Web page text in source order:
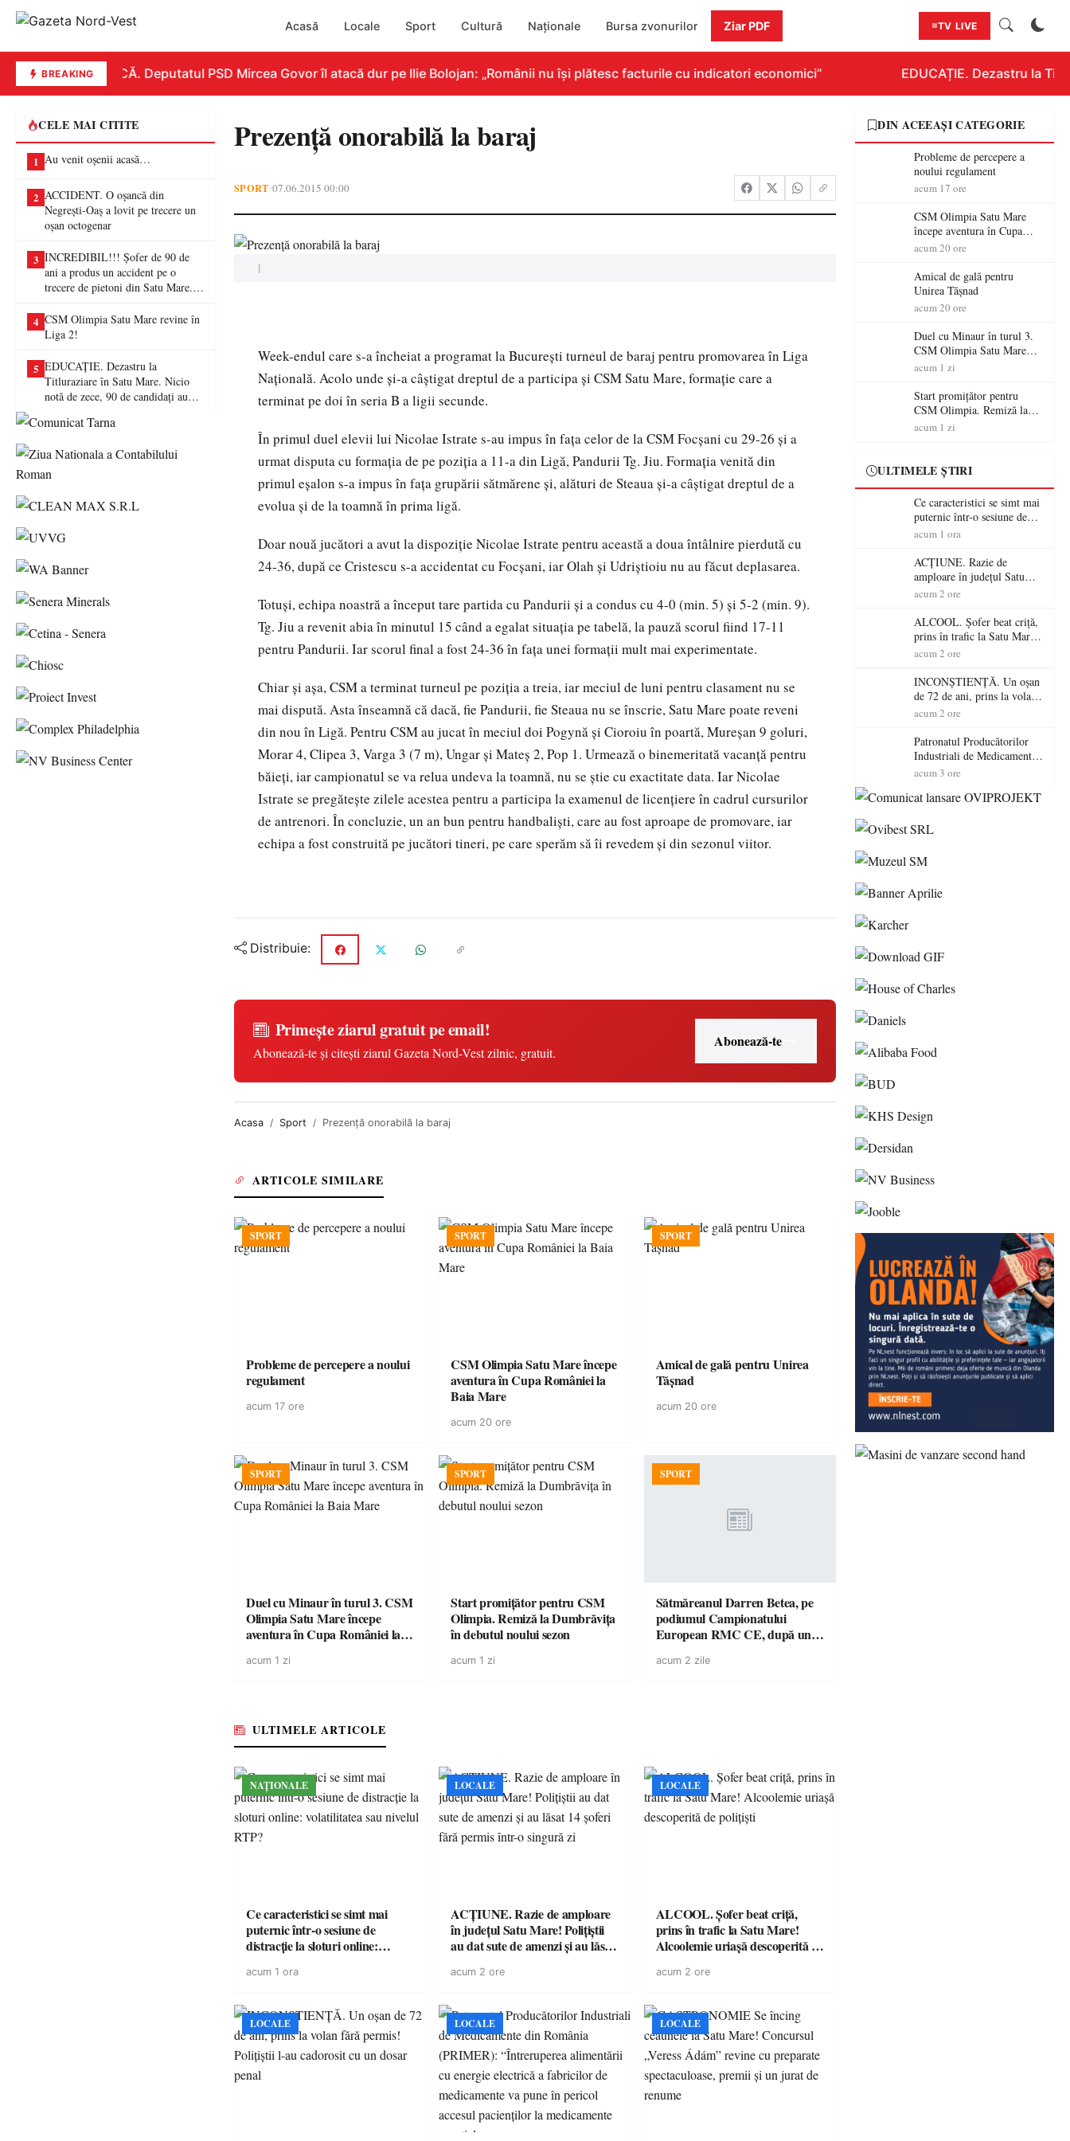
Acasă Locale Sport Cultură Naționale Bursa zvonurilor Ziar PDF TV LIVE
BREAKINGREPLICĂ. Deputatul PSD Mircea Govor îl atacă dur pe Ilie Bolojan: „Românii nu își plătesc facturile cu indicatori economici” EDUCAȚIE. Dezastru la
CELE MAI CITITE
1 Au venit oșenii acasă…
2 ACCIDENT. O oșancă din
Negrești-Oaș a lovit pe trecere un
oșan octogenar
3 INCREDIBIL!!! Șofer de 90 de
ani a produs un accident pe o
trecere de pietoni din Satu Mare. O
4 CSM Olimpia Satu Mare revine în
Liga 2!
5 EDUCAȚIE. Dezastru la
Titluraziare în Satu Mare. Nicio
notă de zece, 90 de candidați au
Prezență onorabilă la baraj
SPORT•07.06.2015 00:00
|
Week-endul care s-a încheiat a programat la București turneul de baraj pentru promovarea în Liga
Națională. Acolo unde și-a câștigat dreptul de a participa și CSM Satu Mare, formație care a
terminat pe doi în seria B a ligii secunde.
În primul duel elevii lui Nicolae Istrate s-au impus în fața celor de la CSM Focșani cu 29-26 și a
urmat disputa cu formația de pe poziția a 11-a din Ligă, Pandurii Tg. Jiu. Formația venită din
primul eșalon s-a impus în fața grupării sătmărene și, alături de Steaua și-a câștigat dreptul de a
evolua și de la toamnă în prima ligă.
Doar nouă jucători a avut la dispoziție Nicolae Istrate pentru această a doua întâlnire pierdută cu
24-36, după ce Cristescu s-a accidentat cu Focșani, iar Olah și Udriștioiu nu au făcut deplasarea.
Totuși, echipa noastră a început tare partida cu Pandurii și a condus cu 4-0 (min. 5) și 5-2 (min. 9).
Tg. Jiu a revenit abia în minutul 15 când a egalat situația pe tabelă, la pauză scorul fiind 17-11
pentru Pandurii. Iar scorul final a fost 24-36 în fața unei formații mult mai experimentate.
Chiar și așa, CSM a terminat turneul pe poziția a treia, iar meciul de luni pentru clasament nu se
mai dispută. Asta înseamnă că dacă, fie Pandurii, fie Steaua nu se înscrie, Satu Mare poate reveni
din nou în Ligă. Pentru CSM au jucat în meciul doi Pogynă și Cioroiu în poartă, Mureșan 9 goluri,
Morar 4, Clipea 3, Varga 3 (7 m), Ungar și Mateș 2, Pop 1. Urmează o binemeritată vacanță pentru
băieți, iar campionatul se va relua undeva la toamnă, nu se știe cu exactitate data. Iar Nicolae
Istrate se pregătește zilele acestea pentru a participa la examenul de licențiere în cadrul cursurilor
de antrenori. În concluzie, un an bun pentru handbaliști, care au fost aproape de promovare, iar
echipa a fost construită pe jucători tineri, pe care sperăm să îi revedem și din sezonul viitor.
Distribuie:
Primește ziarul gratuit pe email!
Abonează-te și citești ziarul Gazeta Nord-Vest zilnic, gratuit.
Abonează-te
Acasa Sport Prezență onorabilă la baraj
ARTICOLE SIMILARE
SPORT
Probleme de percepere a noului
regulament
acum 17 ore
SPORT
CSM Olimpia Satu Mare începe
aventura în Cupa României la
Baia Mare
acum 20 ore
SPORT
Amical de gală pentru Unirea
Tășnad
acum 20 ore
SPORT
Duel cu Minaur în turul 3. CSM
Olimpia Satu Mare începe
aventura în Cupa României la
acum 1 zi
SPORT
Start promițător pentru CSM
Olimpia. Remiză la Dumbrăvița
în debutul noului sezon
acum 1 zi
SPORT
Sătmăreanul Darren Betea, pe
podiumul Campionatului
European RMC CE, după un
Räikkönen
acum 2 zile
ULTIMELE ARTICOLE
NAȚIONALE
Ce caracteristici se simt mai
puternic într-o sesiune de
distracție la sloturi online:
acum 1 ora
LOCALE
ACȚIUNE. Razie de amploare
în județul Satu Mare! Polițiștii
au dat sute de amenzi și au lăsat
singură zi
acum 2 ore
LOCALE
ALCOOL. Șofer beat criță,
prins în trafic la Satu Mare!
Alcoolemie uriașă descoperită de
acum 2 ore
LOCALE LOCALE LOCALE
DIN ACEEAȘI CATEGORIE
Probleme de percepere a
noului regulament
acum 17 ore
CSM Olimpia Satu Mare
începe aventura în Cupa
României la Baia Mare
acum 20 ore
Amical de gală pentru
Unirea Tășnad
acum 20 ore
Duel cu Minaur în turul 3.
CSM Olimpia Satu Mare
începe aventura în Cupa
acum 1 zi
Start promițător pentru
CSM Olimpia. Remiză la
Dumbrăvița în debutul
acum 1 zi
ULTIMELE ȘTIRI
Ce caracteristici se simt mai
puternic într-o sesiune de
distracție la sloturi online:
RTP?
acum 1 ora
ACȚIUNE. Razie de
amploare în județul Satu
Mare! Polițiștii au dat sute
șoferi fără permis într-o
singură zi
acum 2 ore
ALCOOL. Șofer beat criță,
prins în trafic la Satu Mare!
Alcoolemie uriașă
acum 2 ore
INCONȘTIENȚĂ. Un oșan
de 72 de ani, prins la volan
fără permis! Polițiștii l-au
acum 2 ore
Patronatul Producătorilor
Industriali de Medicamente
din România (PRIMER):
energie electrică a fabricilor
pericol accesul pacienților la
acum 3 ore